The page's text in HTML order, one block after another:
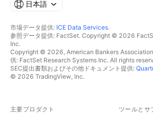
日本語
市場データ提供: ICE Data Services.
参照データ提供: FactSet. Copyright © 2026
Inc.
Copyright © 2026, American Bankers
供: FactSet Research Systems Inc. All rights
SEC提出書類およびその他ドキュメント提供:
© 2026 TradingView, Inc.
主要プロダクト ツールとサ